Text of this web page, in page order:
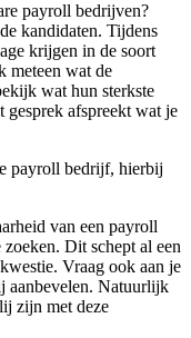
payroll bedrijven?
kandidaten. Tijdens
krijgen in de soort
meteen wat de
wat hun sterkste
afspreekt wat je
payroll bedrijf, hierbij
van een payroll
Dit schept al een
Vraag ook aan je
aanbevelen. Natuurlijk
zijn met deze